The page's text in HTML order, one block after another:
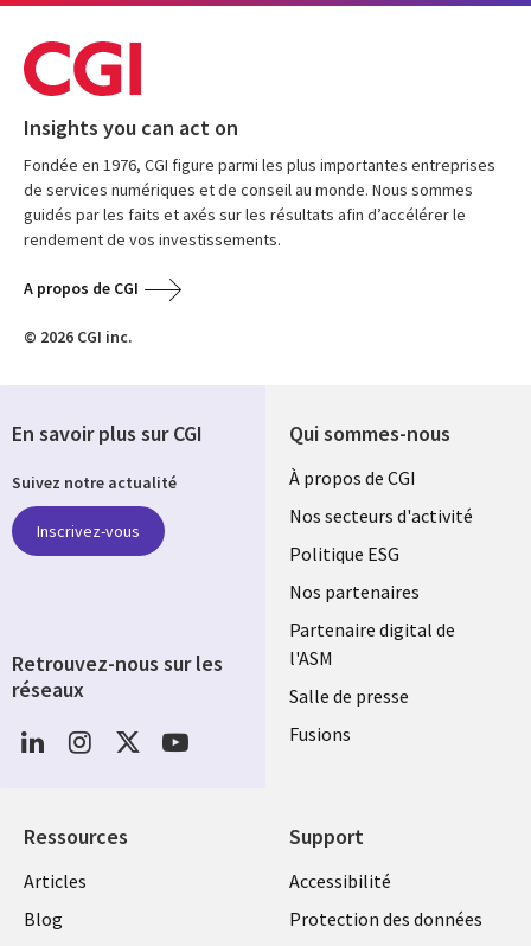
Insights you can act on
Fondée en 1976, CGI figure parmi les plus importantes entreprises
de services numériques et de conseil au monde. Nous sommes
guidés par les faits et axés sur les résultats afin d’accélérer le
rendement de vos investissements.
A propos de CGI
© 2026 CGI inc.
Qui sommes-nous
Useful
links
FRANCE
À propos de CGI
Nos secteurs d'activité
Politique ESG
Nos partenaires
Partenaire digital de
l'ASM
Salle de presse
Fusions
Ressources
Library
Links
Articles
Blog
Support
Legal
FRANCE
Accessibilité
Protection des données
En savoir plus sur CGI
Suivez notre actualité
Inscrivez-vous
Retrouvez-nous sur les
réseaux
Social
Media